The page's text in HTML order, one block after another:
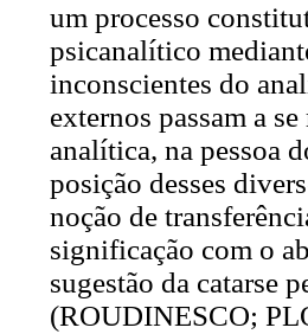
um processo
psicanalítico
inconscientes do
externos passam a
analítica, na pessoa
posição desses
noção de
significação com o
sugestão da catarse
(ROUDINESCO;